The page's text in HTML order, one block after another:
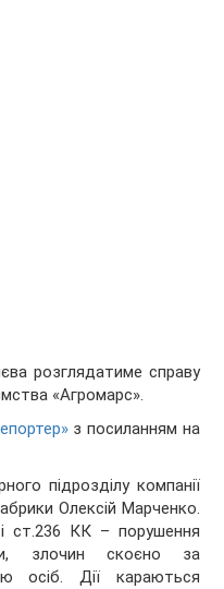
розглядатиме справу
«Агромарс».
з посиланням на
підрозділу компанії
Олексій Марченко.
ст.236 КК – порушення
злочин скоєно за
осіб. Дії караються